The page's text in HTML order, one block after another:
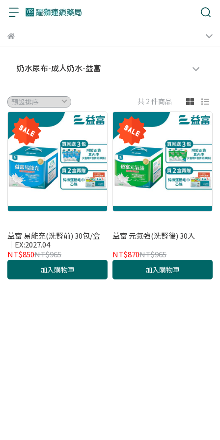
奶水尿布-成人奶水-益富
共 2 件商品
益富 易能充(洗腎前) 30包/盒
│EX:2027.04
NT$850NT$965
加入購物車
益富 元氣強(洗腎後) 30入
NT$870NT$965
加入購物車